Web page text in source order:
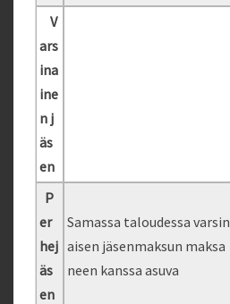
V
ars
ina
ine
n j
äs
en
P
er
hej
äs
en
Samassa taloudessa varsin
aisen jäsenmaksun maksa
neen kanssa asuva